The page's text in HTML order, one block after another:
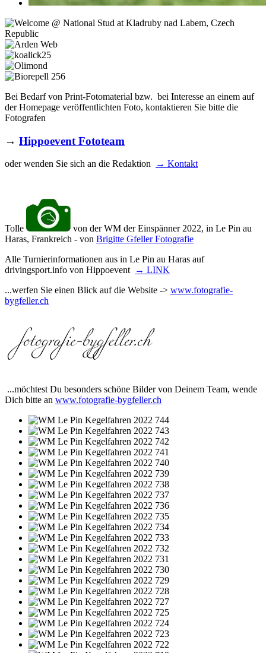
Bei Bedarf von Print-Fotomaterial bzw. bei Interesse an einem auf
der Homepage veröffentlichten Foto, kontaktieren Sie bitte die
Fotografen
→ Hippoevent Fototeam
oder wenden Sie sich an die Redaktion → Kontakt
Tolle
von der WM der Einspänner 2022, in Le Pin au
Haras, Frankreich - von Brigitte Gfeller Fotografie
Alle Turnierinformationen aus in Le Pin au Haras auf
drivingsport.info von Hippoevent
→ LINK
...werfen Sie einen Blick auf die Website -> www.fotografie-
bygfeller.ch
...möchtest Du besonders schöne Bilder von Deinem Team, wende
Dich bitte an www.fotografie-bygfeller.ch